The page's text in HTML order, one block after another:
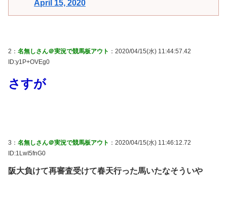
April 15, 2020
2： 名無しさん＠実況で競馬板アウト ：2020/04/15(水) 11:44:57.42
ID:y1P+OVEg0
さすが
3： 名無しさん＠実況で競馬板アウト ：2020/04/15(水) 11:46:12.72
ID:1LwI5fnG0
阪大負けて再審査受けて春天行った馬いたなそういや